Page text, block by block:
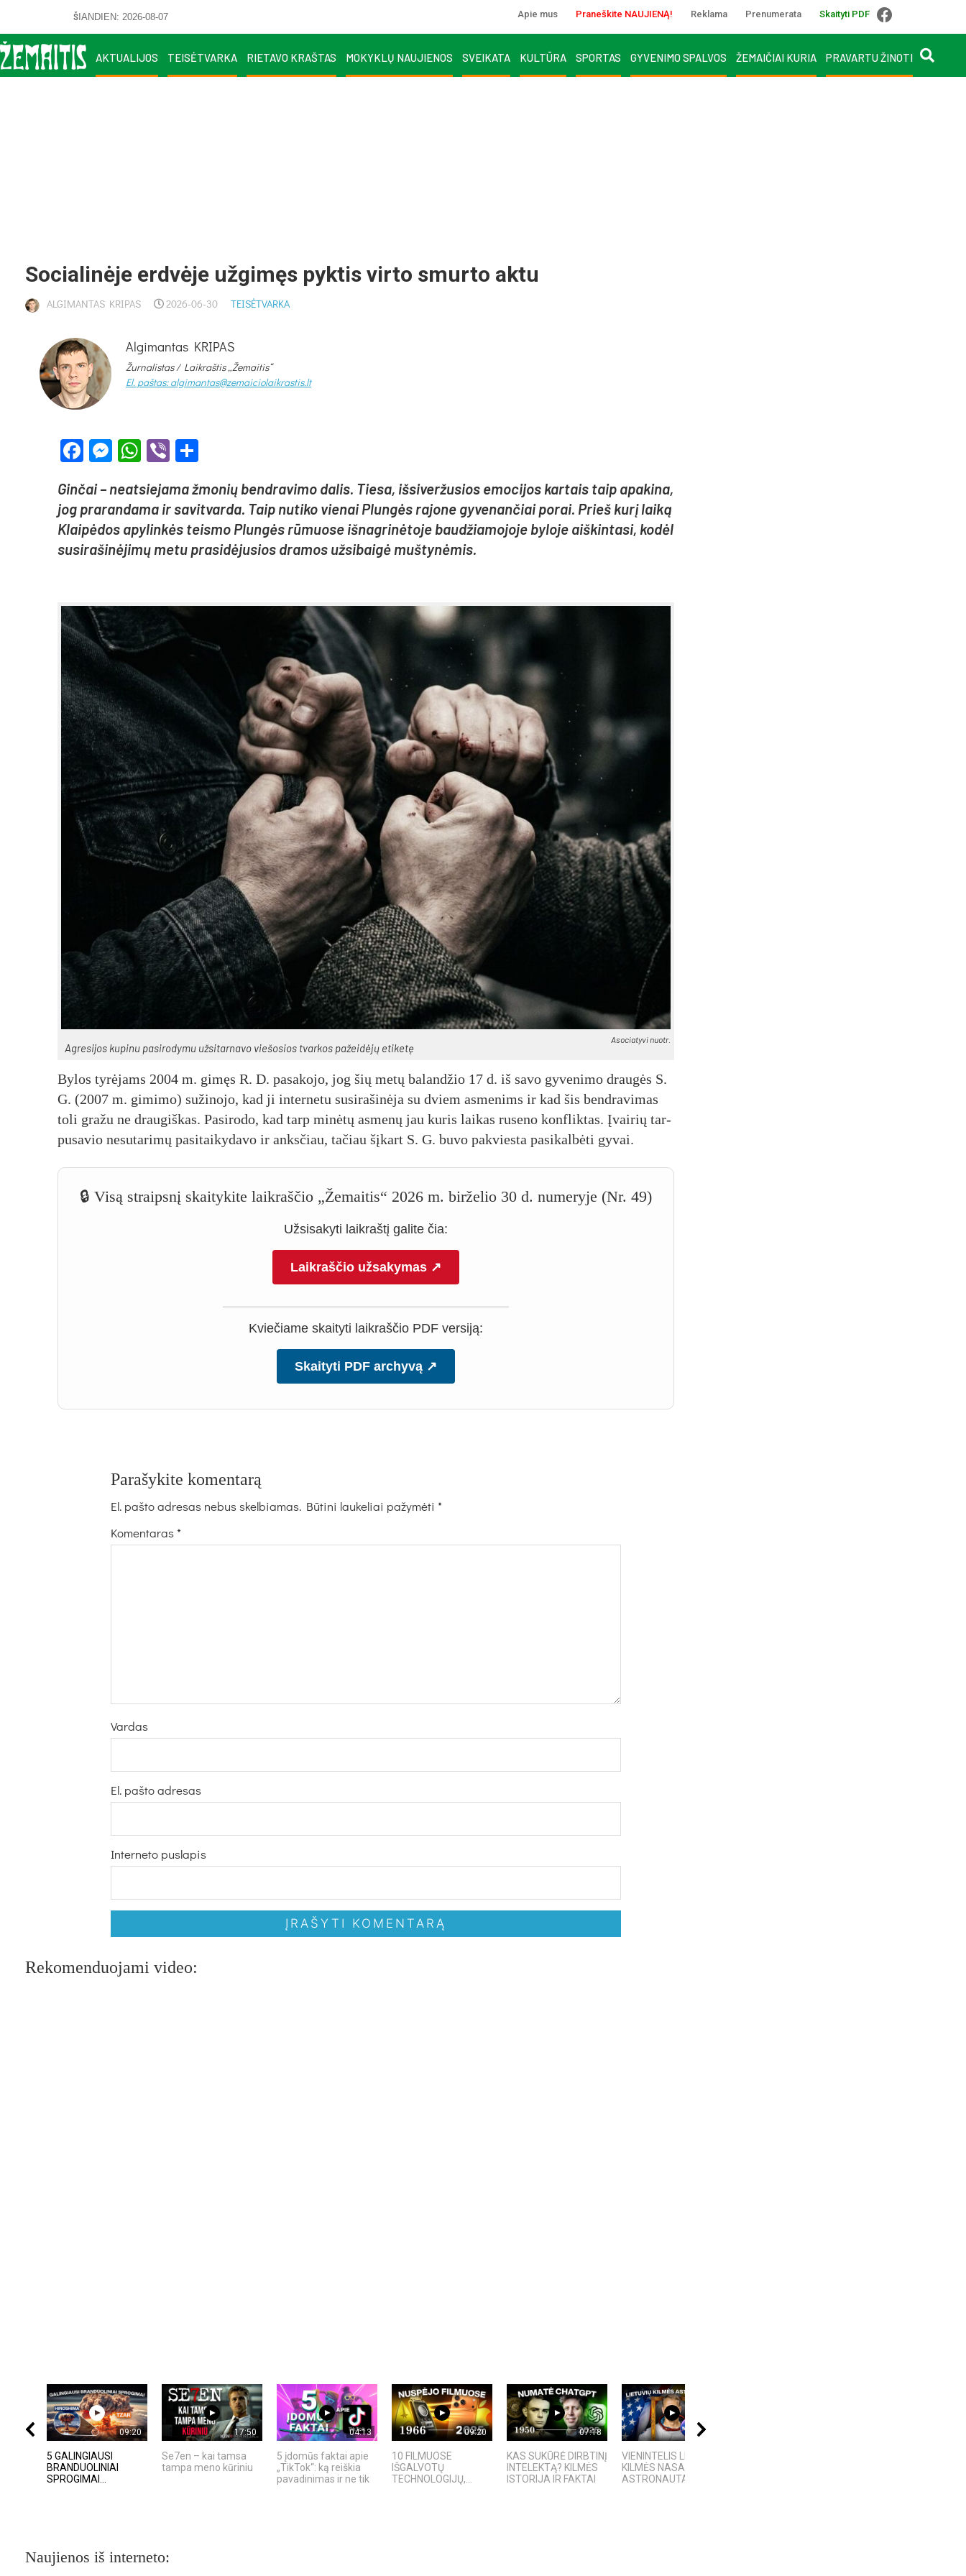
ŠIANDIEN: 2026-08-07 Apie mus Praneškite NAUJIENĄ! Reklama Prenumerata Skaityti PDF
AKTUALIJOS TEISĖTVARKA RIETAVO KRAŠTAS MOKYKLŲ NAUJIENOS SVEIKATA KULTŪRA SPORTAS GYVENIMO SPALVOS ŽEMAIČIAI KURIA PRAVARTU ŽINOTI
So­cia­li­nė­je erd­vė­je už­gi­męs pyk­tis vir­to smur­to ak­tu
ALGIMANTAS KRIPAS 2026-06-30 TEISĖTVARKA
Algimantas KRIPAS
Žurnalistas / Laikraštis „Žemaitis“
El. paštas: algimantas@zemaiciolaikrastis.lt
Facebook
Messenger
WhatsApp
Viber
Gin­čai – neat­sie­ja­ma žmo­nių bend­ra­vi­mo da­lis. Tie­sa, iš­si­ver­žu­sios emo­ci­jos kar­tais taip apa­ki­na,
jog pra­ran­da­ma ir sa­vit­var­da. Taip nu­ti­ko vie­nai Plun­gės ra­jo­ne gy­ve­nan­čiai po­rai. Prieš ku­rį lai­ką
Klai­pė­dos apy­lin­kės teis­mo Plun­gės rū­muo­se iš­nag­ri­nė­to­je bau­džia­mo­jo­je by­lo­je aiš­kin­ta­si, ko­dėl
su­si­ra­ši­nė­ji­mų me­tu pra­si­dė­ju­sios dra­mos už­si­bai­gė muš­ty­nė­mis.
Asociatyvi nuotr.
Ag­re­si­jos ku­pi­nu pa­si­ro­dy­mu už­si­tar­na­vo vie­šo­sios tvar­kos pa­žei­dė­jų eti­ke­tę
By­los ty­rė­jams 2004 m. gi­męs R. D. pa­sa­ko­jo, jog šių me­tų ba­lan­džio 17 d. iš sa­vo gy­ve­ni­mo drau­gės S.
G. (2007 m. gi­mi­mo) su­ži­no­jo, kad ji in­ter­ne­tu su­si­ra­ši­nė­ja su dviem as­me­nims ir kad šis bend­ra­vi­mas
to­li gra­žu ne drau­giš­kas. Pa­si­ro­do, kad tarp mi­nė­tų as­me­nų jau ku­ris lai­kas ru­se­no konf­lik­tas. Įvai­rių tar­
pu­sa­vio ne­su­ta­ri­mų pa­si­tai­ky­da­vo ir anks­čiau, ta­čiau šį­kart S. G. bu­vo pa­kvies­ta pa­si­kal­bė­ti gy­vai.
🔒 Visą straipsnį skaitykite laikraščio „Žemaitis“ 2026 m. birželio 30 d. numeryje (Nr. 49)
Užsisakyti laikraštį galite čia:
Laikraščio užsakymas ↗
Kviečiame skaityti laikraščio PDF versiją:
Skaityti PDF archyvą ↗
Parašykite komentarą
El. pašto adresas nebus skelbiamas. Būtini laukeliai pažymėti *
Komentaras*
Vardas
El. pašto adresas
Interneto puslapis
Rekomenduojami video:
09:20
5 GALINGIAUSI
BRANDUOLINIAI
SPROGIMAI...
17:50
Se7en – kai tamsa
tampa meno kūriniu
04:13
5 įdomūs faktai apie
„TikTok“: ką reiškia
pavadinimas ir ne tik
09:20
10 FILMUOSE
IŠGALVOTŲ
TECHNOLOGIJŲ,...
07:18
KAS SUKŪRĖ DIRBTINĮ
INTELEKTĄ? KILMĖS
ISTORIJA IR FAKTAI
08:40
VIENINTELIS LIETUVIŲ
KILMĖS NASA
ASTRONAUTAS
Naujienos iš interneto: